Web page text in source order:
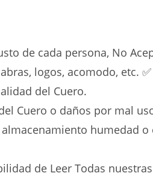
de cada persona, No
logos, acomodo, etc. ✅
del Cuero.
Cuero o daños por mal
humedad
de Leer Todas